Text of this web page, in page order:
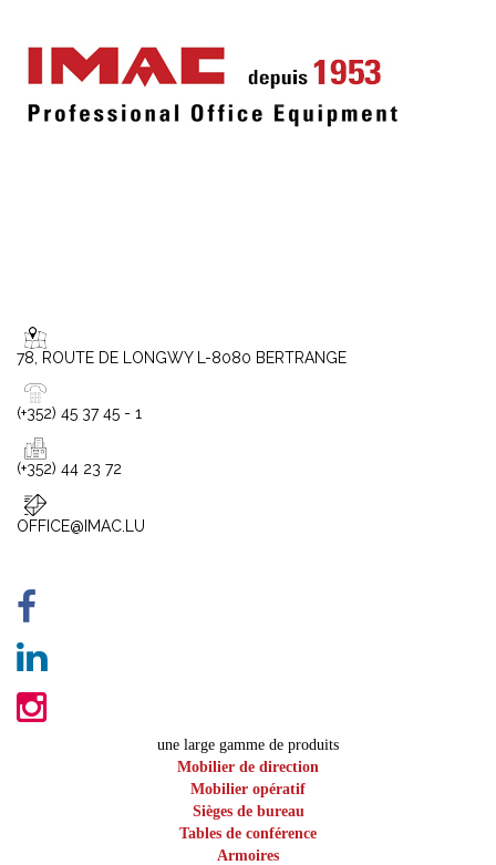
78, ROUTE DE LONGWY L-8080 BERTRANGE
(+352) 45 37 45 - 1
(+352) 44 23 72
OFFICE@IMAC.LU
une large gamme de produits
Mobilier de direction
Mobilier opératif
Sièges de bureau
Tables de conférence
Armoires